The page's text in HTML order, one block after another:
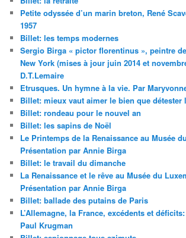
Petite odyssée d’un marin breton, René
1957
Billet: les temps modernes
Sergio Birga « pictor florentinus », peintre
New York (mises à jour juin 2014 et
D.T.Lemaire
Etrusques. Un hymne à la vie. Par
Billet: mieux vaut aimer le bien que détester
Billet: rondeau pour le nouvel an
Billet: les sapins de Noël
Le Printemps de la Renaissance au Musée
Présentation par Annie Birga
Billet: le travail du dimanche
La Renaissance et le rêve au Musée du
Présentation par Annie Birga
Billet: ballade des putains de Paris
L’Allemagne, la France, excédents et
Paul Krugman